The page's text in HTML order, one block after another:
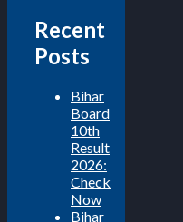
Recent
Posts
Bihar
Board
10th
Result
2026:
Check
Now
Bihar